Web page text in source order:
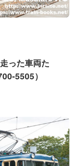
った車両た
5505）